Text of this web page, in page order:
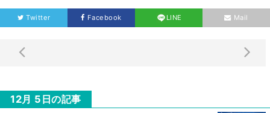
Twitter Facebook LINE Mail
12月 5日の記事